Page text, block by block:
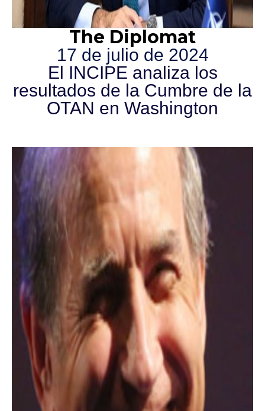
The Diplomat
17 de julio de 2024
El INCIPE analiza los
resultados de la Cumbre de la
OTAN en Washington